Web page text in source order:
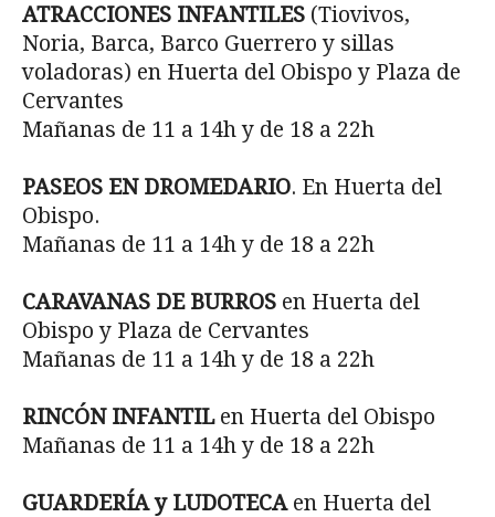
ATRACCIONES INFANTILES (Tiovivos,
Noria, Barca, Barco Guerrero y sillas
voladoras) en Huerta del Obispo y Plaza de
Cervantes
Mañanas de 11 a 14h y de 18 a 22h
PASEOS EN DROMEDARIO. En Huerta del
Obispo.
Mañanas de 11 a 14h y de 18 a 22h
CARAVANAS DE BURROS en Huerta del
Obispo y Plaza de Cervantes
Mañanas de 11 a 14h y de 18 a 22h
RINCÓN INFANTILen Huerta del Obispo
Mañanas de 11 a 14h y de 18 a 22h
GUARDERÍA y LUDOTECAen Huerta del